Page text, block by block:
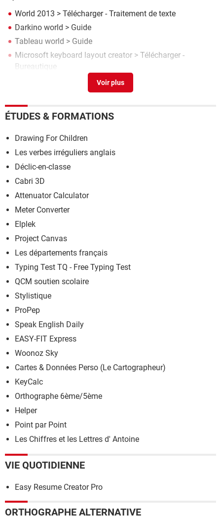
World 2013 > Télécharger - Traitement de texte
Darkino world > Guide
Tableau world > Guide
Microsoft keyboard layout creator > Télécharger -
Bureautique
> Télécharger - PDF
ÉTUDES & FORMATIONS
Drawing For Children
Les verbes irréguliers anglais
Déclic-en-classe
Cabri 3D
Attenuator Calculator
Meter Converter
Elplek
Project Canvas
Les départements français
Typing Test TQ - Free Typing Test
QCM soutien scolaire
Stylistique
ProPep
Speak English Daily
EASY-FIT Express
Woonoz Sky
Cartes & Données Perso (Le Cartographeur)
KeyCalc
Orthographe 6ème/5ème
Helper
Point par Point
Les Chiffres et les Lettres d' Antoine
VIE QUOTIDIENNE
Easy Resume Creator Pro
ORTHOGRAPHE ALTERNATIVE